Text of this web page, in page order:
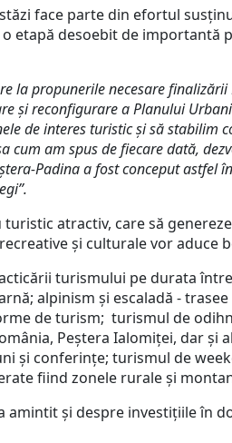
face parte din efortul
desoebit de importantă
necesare finalizării
și reconfigurare a Planului
de interes turistic și să
am spus de fiecare dată,
Padina a fost conceput astfel
atractiv, care să
și culturale vor aduce
turismului pe durata
alpinism şi escaladă -
de turism; turismul de
Peştera Ialomiţei, dar
şi conferinţe; turismul de
fiind zonele rurale şi
amintit și despre investițiile în